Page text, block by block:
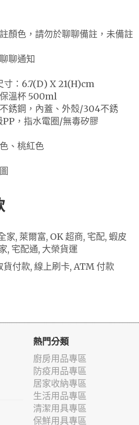
顏色，請勿於聊聊備註，未備註
聊通知
寸：6.7(D) X 21(H)cm
溫杯 500ml
銹鋼，內蓋、外殼/304不銹
，指水電圈/無毒矽膠
、桃紅色
家, 萊爾富, OK 超商, 宅配, 蝦皮
, 宅配通, 大榮貨運
付款, 線上刷卡, ATM 付款
熱門分類
廚房用品專區
防疫用品專區
居家收納專區
生活用品專區
清潔用具專區
保鮮用具專區